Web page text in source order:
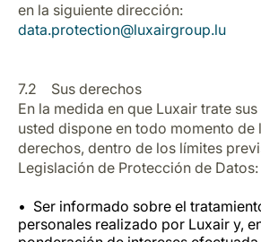
en la siguiente dirección:
data.protection@luxairgroup.lu
7.2 Sus derechos
En la medida en que Luxair trate
usted dispone en todo momento de
derechos, dentro de los límites
Legislación de Protección de Datos:
Ser informado sobre el
personales realizado por Luxair y,